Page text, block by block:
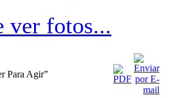
ver fotos...
Para Agir”